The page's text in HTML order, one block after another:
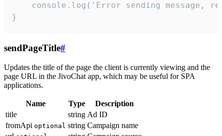
console.log('Error sending message,
}
sendPageTitle#
Updates the title of the page the client is currently viewing and the
page URL in the JivoChat app, which may be useful for SPA
applications.
Name Type
Description
title
string Ad ID
fromApi optional string Campaign name